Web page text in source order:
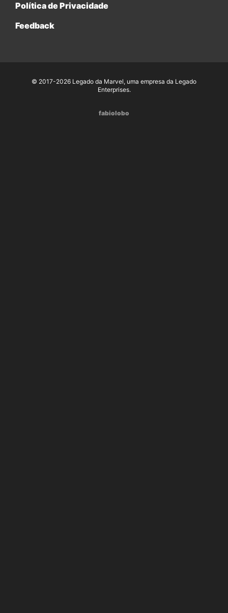
Política de Privacidade
Feedback
© 2017-2026 Legado da Marvel, uma empresa da Legado
Enterprises.
fabiolobo